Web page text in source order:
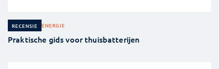
RECENSIE ENERGIE
Praktische gids voor thuisbatterijen